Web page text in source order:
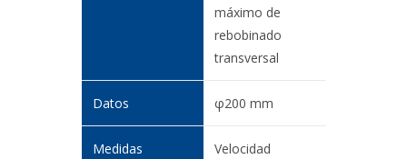
máximo de
rebobinado
transversal
φ200 mm
Velocidad